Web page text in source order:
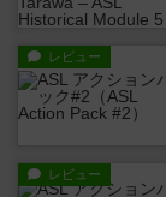
レビュー
レビュー